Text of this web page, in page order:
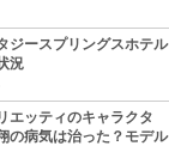
ジースプリングスホテル
況
エッティのキャラクタ
の病気は治った？モデル